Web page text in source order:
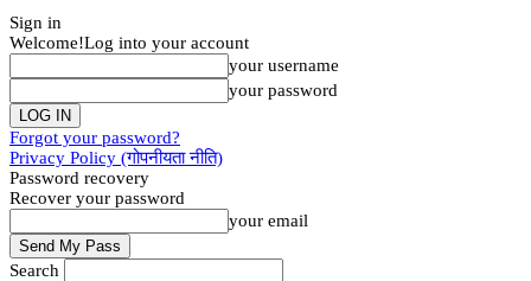
Sign in
Welcome!Log into your account
your username
your password
Forgot your password?
Privacy Policy (गोपनीयता नीति)
Password recovery
Recover your password
your email
Search